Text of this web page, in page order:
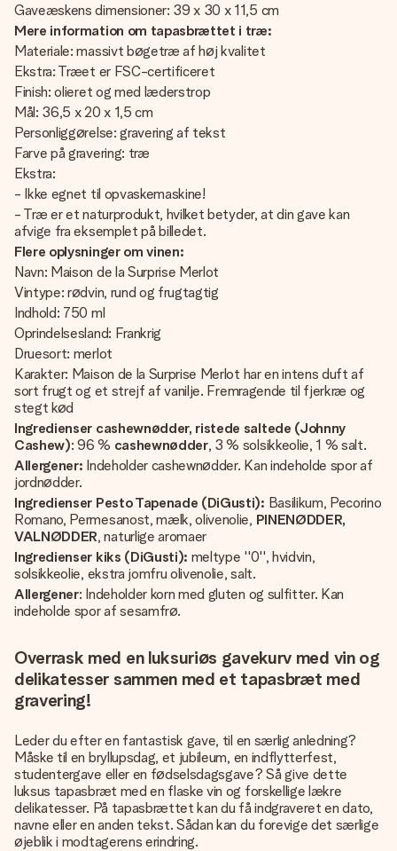
Gaveæskens dimensioner: 39 x 30 x 11,5 cm
Mere information om tapasbrættet i træ:
Materiale: massivt bøgetræ af høj kvalitet
Ekstra: Træet er FSC-certificeret
Finish: olieret og med læderstrop
Mål: 36,5 x 20 x 1,5 cm
Personliggørelse: gravering af tekst
Farve på gravering: træ
Ekstra:
- Ikke egnet til opvaskemaskine!
- Træ er et naturprodukt, hvilket betyder, at din gave kan
afvige fra eksemplet på billedet.
Flere oplysninger om vinen:
Navn: Maison de la Surprise Merlot
Vintype: rødvin, rund og frugtagtig
Indhold: 750 ml
Oprindelsesland: Frankrig
Druesort: merlot
Karakter: Maison de la Surprise Merlot har en intens duft af
sort frugt og et strejf af vanilje. Fremragende til fjerkræ og
stegt kød
Ingredienser cashewnødder, ristede saltede (Johnny
Cashew): 96 % cashewnødder, 3 % solsikkeolie, 1 % salt.
Allergener: Indeholder cashewnødder. Kan indeholde spor af
jordnødder.
Ingredienser Pesto Tapenade (DiGusti): Basilikum, Pecorino
Romano, Permesanost, mælk, olivenolie, PINENØDDER,
VALNØDDER, naturlige aromaer
Ingredienser kiks (DiGusti): meltype ''0'', hvidvin,
solsikkeolie, ekstra jomfru olivenolie, salt.
Allergener: Indeholder korn med gluten og sulfitter. Kan
indeholde spor af sesamfrø.
Overrask med en luksuriøs gavekurv med vin og
delikatesser sammen med et tapasbræt med
gravering!
Leder du efter en fantastisk gave, til en særlig anledning?
Måske til en bryllupsdag, et jubileum, en indflytterfest,
studentergave eller en fødselsdagsgave? Så give dette
luksus tapasbræt med en flaske vin og forskellige lækre
delikatesser. På tapasbrættet kan du få indgraveret en dato,
navne eller en anden tekst. Sådan kan du forevige det særlige
øjeblik i modtagerens erindring.